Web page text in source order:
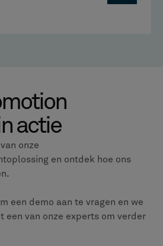
actie
onze
en ontdek hoe ons
een demo aan te vragen en we
een van onze experts om verder